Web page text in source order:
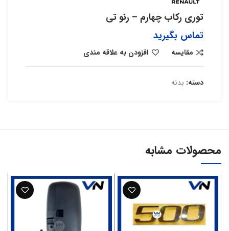
توری رکاب چهارم – رنو تی
تماس بگیرید
مقایسه افزودن به علاقه مندی
دسته: بدنه
محصولات مشابه